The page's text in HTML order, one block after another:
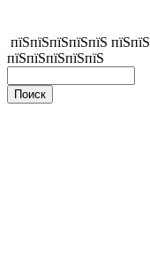
пїЅпїЅпїЅпїЅпїЅ пїЅпїЅ
пїЅпїЅпїЅпїЅпїЅ